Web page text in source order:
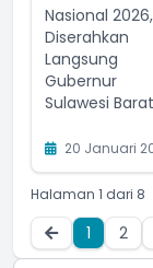
20 Januari
Halaman 1 dari 8
1 2